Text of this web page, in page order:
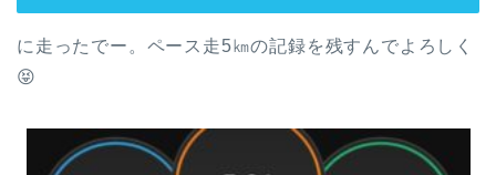
に走ったでー。ペース走5㎞の記録を残すんでよろしく
😝